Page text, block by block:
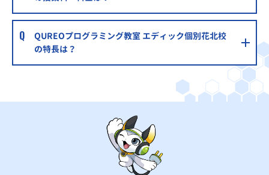
大進学院別所校
個別指導WAM津田校
西飾磨駅徒歩10分
JRはりま勝原駅から自転車で7分 山陽電鉄広畑駅から自転車
エディック個別姫路校
JR・山陽電鉄姫路駅より徒歩９分
QUREOプログラミング教室 エディック個別花北校
の特長は？